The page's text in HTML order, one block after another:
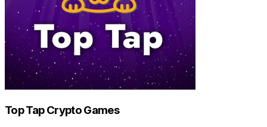
Top Tap Crypto Games